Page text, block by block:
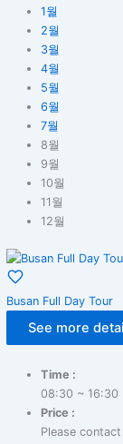
1월
2월
3월
4월
5월
6월
7월
8월
9월
10월
11월
12월
Busan Full Day Tour
See more
Time :
08:30 ~ 16:30
Price :
Please